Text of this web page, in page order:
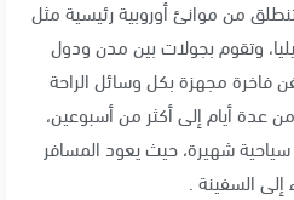
من موانئ أوروبية رئيسية مثل
وتقوم بجولات بين مدن ودول
فاخرة مجهزة بكل وسائل الراحة
عدة أيام إلى أكثر من أسبوعين،
شهيرة، حيث يعود المسافر
السفينة .